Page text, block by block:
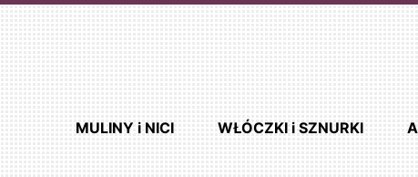
MULINY i NICI WŁÓCZKI i SZNURKI